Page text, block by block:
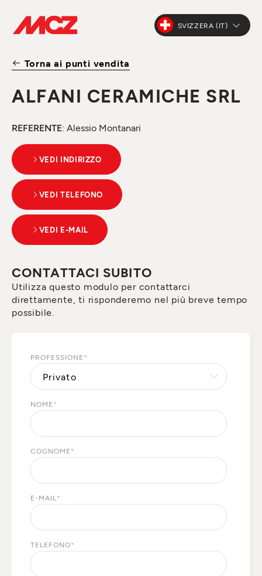
SVIZZERA (IT)
Torna ai punti vendita
ALFANI CERAMICHE SRL
REFERENTE: Alessio Montanari
VEDI INDIRIZZO
VEDI TELEFONO
VEDI E-MAIL
CONTATTACI SUBITO
Utilizza questo modulo per contattarci
direttamente, ti risponderemo nel più breve tempo
possibile.
PROFESSIONE *
NOME *
COGNOME *
E-MAIL *
TELEFONO*